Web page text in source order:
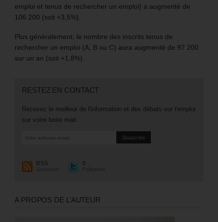
emploi et tenus de rechercher un emploi) a augmenté de
106 200 (soit +3,5%).
Plus généralement, le nombre des inscrits tenus de
rechercher un emploi (A, B ou C) aura augmenté de 97 200
sur un an (soit +1,8%).
RESTEZ EN CONTACT
Recevez le meilleur de l'information et des débats sur l'emploi
sur votre boite mail.
RSS
Souscrire
0
Followers
A PROPOS DE L’AUTEUR